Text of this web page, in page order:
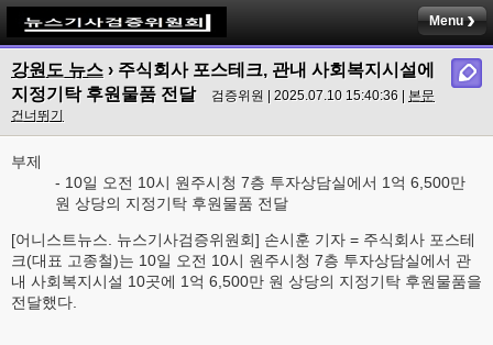
Menu
강원도 뉴스 › 주식회사 포스테크, 관내 사회복지시설에
지정기탁 후원물품 전달
검증위원 | 2025.07.10 15:40:36 | 본문
건너뛰기
부제
- 10일 오전 10시 원주시청 7층 투자상담실에서 1억 6,500만
원 상당의 지정기탁 후원물품 전달
[어니스트뉴스. 뉴스기사검증위원회] 손시훈 기자 = 주식회사 포스테
크(대표 고종철)는 10일 오전 10시 원주시청 7층 투자상담실에서 관
내 사회복지시설 10곳에 1억 6,500만 원 상당의 지정기탁 후원물품을
전달했다.